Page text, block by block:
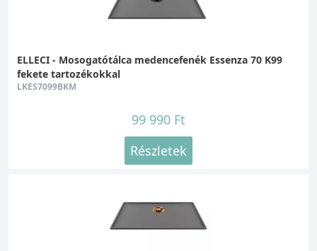
ELLECI - Mosogatótálca medencefenék Essenza 70 K99
fekete tartozékokkal
LKES7099BKM
99 990 Ft
Részletek